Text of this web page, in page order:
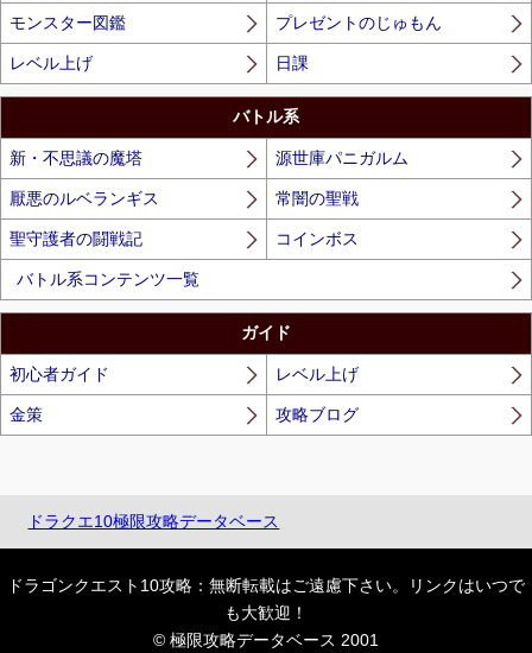
モンスター図鑑 プレゼントのじゅもん
レベル上げ 日課
バトル系
新・不思議の魔塔 源世庫パニガルム
厭悪のルベランギス 常闇の聖戦
聖守護者の闘戦記 コインボス
バトル系コンテンツ一覧
ガイド
初心者ガイド レベル上げ
金策 攻略ブログ
ドラクエ10極限攻略データベース
ドラゴンクエスト10攻略：無断転載はご遠慮下さい。リンクはいつで
も大歓迎！
© 極限攻略データベース 2001